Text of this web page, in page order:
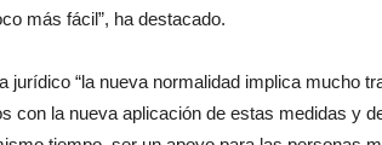
más fácil”, ha destacado.
“la nueva normalidad implica mucho
con la nueva aplicación de estas medidas y